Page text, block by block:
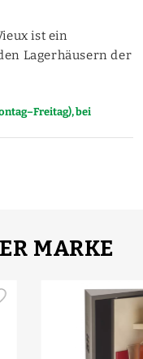
ist ein
Lagerhäusern der
bei
MARKE